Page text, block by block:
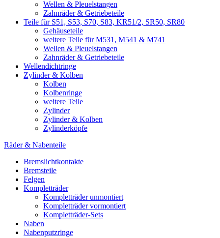
Wellen & Pleuelstangen
Zahnräder & Getriebeteile
Teile für S51, S53, S70, S83, KR51/2, SR50, SR80
Gehäuseteile
weitere Teile für M531, M541 & M741
Wellen & Pleuelstangen
Zahnräder & Getriebeteile
Wellendichtringe
Zylinder & Kolben
Kolben
Kolbenringe
weitere Teile
Zylinder
Zylinder & Kolben
Zylinderköpfe
Räder & Nabenteile
Bremslichtkontakte
Bremsteile
Felgen
Kompletträder
Kompletträder unmontiert
Kompletträder vormontiert
Kompletträder-Sets
Naben
Nabenputzringe